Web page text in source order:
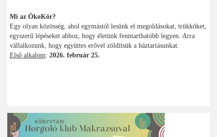
Mi az ÖkoKör?
Egy olyan közösség, ahol egymástól lesünk el megoldásokat, trükköket,
egyszerű lépéseket ahhoz, hogy életünk fenntarthatóbb legyen. Arra
vállalkozunk, hogy együttes erővel zöldítsük a háztartásunkat.
Első alkalom: 2026. február 25.